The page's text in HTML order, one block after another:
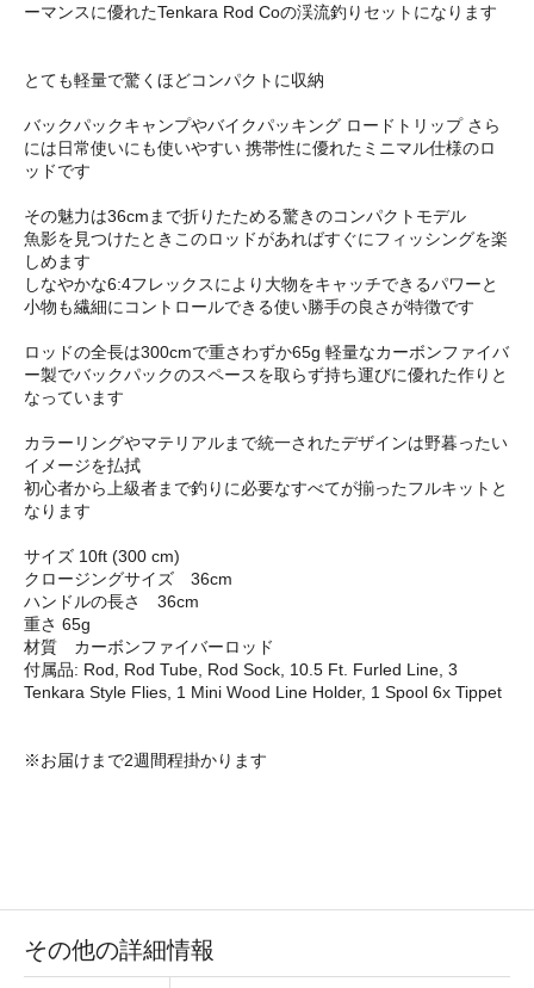
ーマンスに優れたTenkara Rod Coの渓流釣りセットになります
とても軽量で驚くほどコンパクトに収納
バックパックキャンプやバイクパッキング ロードトリップ さら
には日常使いにも使いやすい 携帯性に優れたミニマル仕様のロ
ッドです
その魅力は36cmまで折りたためる驚きのコンパクトモデル
魚影を見つけたときこのロッドがあればすぐにフィッシングを楽
しめます
しなやかな6:4フレックスにより大物をキャッチできるパワーと
小物も繊細にコントロールできる使い勝手の良さが特徴です
ロッドの全長は300cmで重さわずか65g 軽量なカーボンファイバ
ー製でバックパックのスペースを取らず持ち運びに優れた作りと
なっています
カラーリングやマテリアルまで統一されたデザインは野暮ったい
イメージを払拭
初心者から上級者まで釣りに必要なすべてが揃ったフルキットと
なります
サイズ 10ft (300 cm)
クロージングサイズ 36cm
ハンドルの長さ 36cm
重さ 65g
材質 カーボンファイバーロッド
付属品: Rod, Rod Tube, Rod Sock, 10.5 Ft. Furled Line, 3
Tenkara Style Flies, 1 Mini Wood Line Holder, 1 Spool 6x Tippet
※お届けまで2週間程掛かります
その他の詳細情報